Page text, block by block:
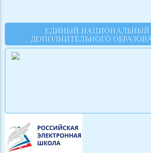
ЕДИНЫЙ НАЦИОНАЛЬНЫЙ
ДОПОЛНИТЕЛЬНОГО